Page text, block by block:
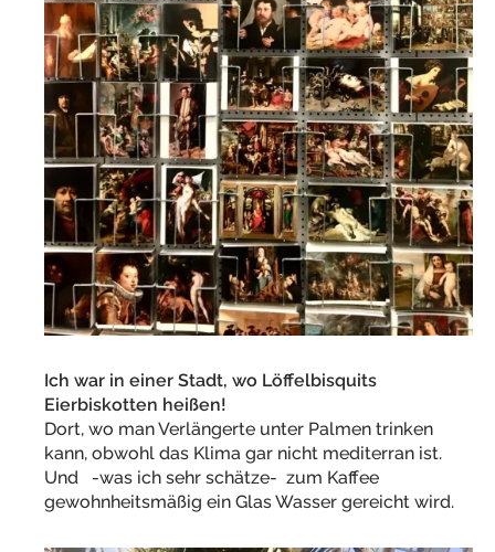
Ich war in einer Stadt, wo Löffelbisquits
Eierbiskotten heißen!
Dort, wo man Verlängerte unter Palmen trinken
kann, obwohl das Klima gar nicht mediterran ist.
Und -was ich sehr schätze- zum Kaffee
gewohnheitsmäßig ein Glas Wasser gereicht wird.